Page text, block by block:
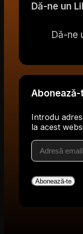
Dă-ne un
Dă-ne
Abonează-
Introdu
la acest
Adresă
email
Abonează-te